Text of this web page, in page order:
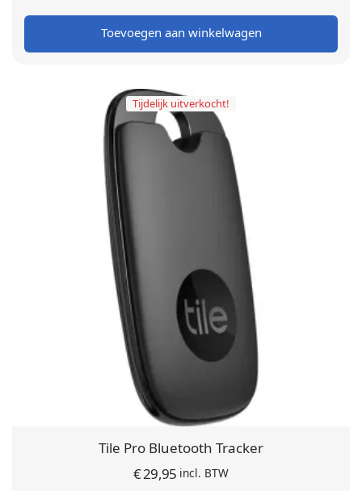
€ 199,00.€ 149,00.
Toevoegen aan winkelwagen
Tijdelijk uitverkocht!
Tile Pro Bluetooth Tracker
€29,95 incl. BTW